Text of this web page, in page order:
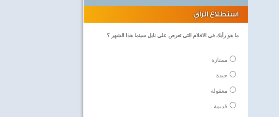
استطلاع الرأي
ما هو رأيك فى الافلام التى تعرض على نايل سينما هذا الشهر ؟
ممتازة
جيدة
معقولة
قديمة